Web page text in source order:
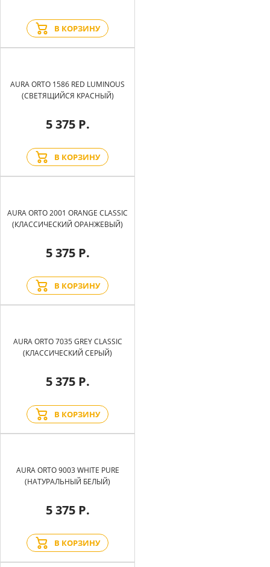
В КОРЗИНУ
AURA ORTO 1586 RED LUMINOUS
(СВЕТЯЩИЙСЯ КРАСНЫЙ)
5 375 Р.
В КОРЗИНУ
AURA ORTO 2001 ORANGE CLASSIC
(КЛАССИЧЕСКИЙ ОРАНЖЕВЫЙ)
5 375 Р.
В КОРЗИНУ
AURA ORTO 7035 GREY CLASSIC
(КЛАССИЧЕСКИЙ СЕРЫЙ)
5 375 Р.
В КОРЗИНУ
AURA ORTO 9003 WHITE PURE
(НАТУРАЛЬНЫЙ БЕЛЫЙ)
5 375 Р.
В КОРЗИНУ